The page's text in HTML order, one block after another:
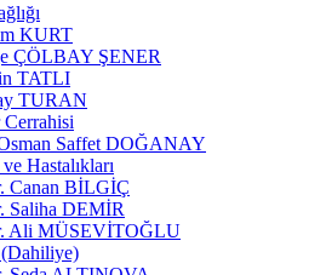
KURT
ÇÖLBAY ŞENER
TATLI
TURAN
Saffet DOĞANAY
Hastalıkları
Canan BİLGİÇ
Saliha DEMİR
Ali MÜSEVİTOĞLU
(Dahiliye)